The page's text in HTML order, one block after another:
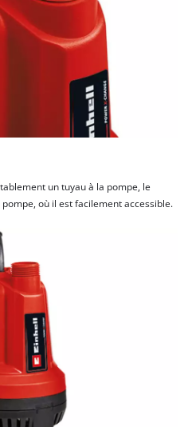
un tuyau à la pompe, le
où il est facilement accessible.